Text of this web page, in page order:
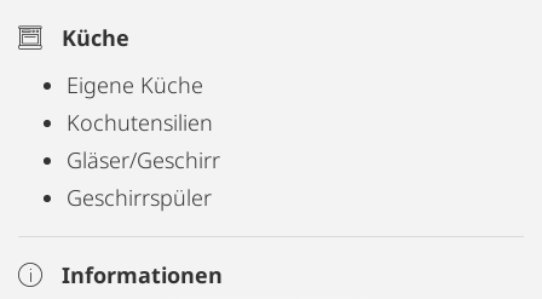
Küche
Eigene Küche
Kochutensilien
Gläser/Geschirr
Geschirrspüler
Informationen